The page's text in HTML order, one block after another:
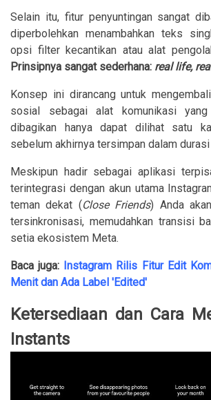
Selain itu, fitur penyuntingan sangat
diperbolehkan menambahkan teks
opsi filter kecantikan atau alat
Prinsipnya sangat sederhana: real life,
Konsep ini dirancang untuk
sosial sebagai alat komunikasi
dibagikan hanya dapat dilihat satu
sebelum akhirnya tersimpan dalam
Meskipun hadir sebagai aplikasi
terintegrasi dengan akun utama
teman dekat (Close Friends) Anda
tersinkronisasi, memudahkan transisi
setia ekosistem Meta.
Baca juga: Instagram Rilis Fitur Edit
Menit dan Ada Label 'Edited'
Ketersediaan dan Cara
Instants